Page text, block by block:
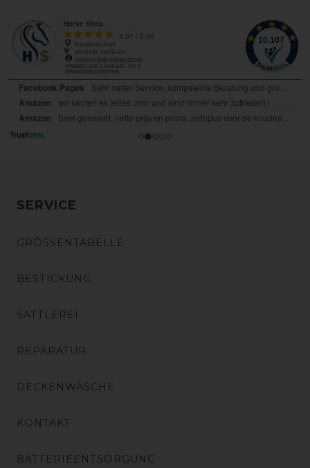
SERVICE
GRÖSSENTABELLE
BESTICKUNG
SATTLEREI
REPARATUR
DECKENWÄSCHE
KONTAKT
BATTERIEENTSORGUNG